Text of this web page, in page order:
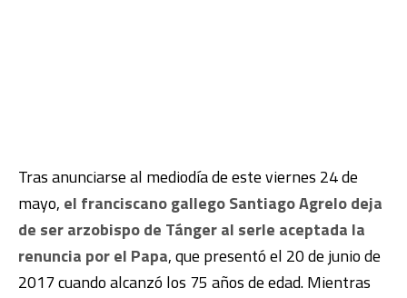
Tras anunciarse al mediodía de este viernes 24 de
mayo, el franciscano gallego Santiago Agrelo deja
de ser arzobispo de Tánger al serle aceptada la
renuncia por el Papa, que presentó el 20 de junio de
2017 cuando alcanzó los 75 años de edad. Mientras